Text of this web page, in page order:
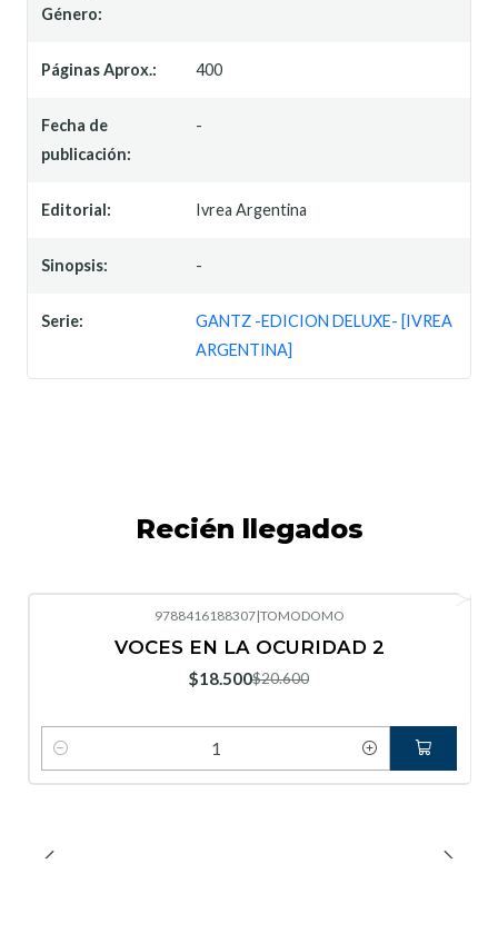
Género:
Páginas Aprox.: 400
Fecha de
publicación:
-
Editorial: Ivrea Argentina
Sinopsis: -
Serie:
GANTZ -EDICION DELUXE- [IVREA
ARGENTINA]
Recién llegados
9788416188307|TOMODOMO
VOCES EN LA OCURIDAD 2
$18.500$20.600
Cantidad